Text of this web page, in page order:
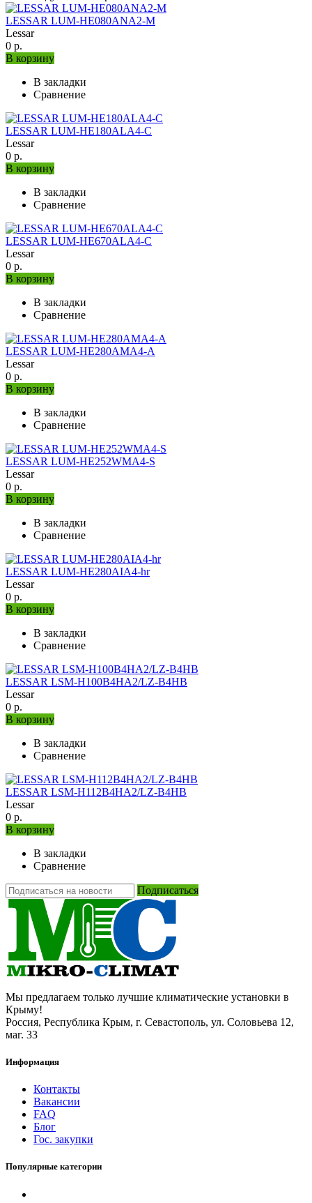
LESSAR LUM-HE080ANA2-M
Lessar
0 р.
В корзину
В закладки
Сравнение
LESSAR LUM-HE180ALA4-C
Lessar
0 р.
В корзину
В закладки
Сравнение
LESSAR LUM-HE670ALA4-C
Lessar
0 р.
В корзину
В закладки
Сравнение
LESSAR LUM-HE280AMA4-A
Lessar
0 р.
В корзину
В закладки
Сравнение
LESSAR LUM-HE252WMA4-S
Lessar
0 р.
В корзину
В закладки
Сравнение
LESSAR LUM-HE280AIA4-hr
Lessar
0 р.
В корзину
В закладки
Сравнение
LESSAR LSM-H100B4HA2/LZ-B4HB
Lessar
0 р.
В корзину
В закладки
Сравнение
LESSAR LSM-H112B4HA2/LZ-B4HB
Lessar
0 р.
В корзину
В закладки
Сравнение
Подписаться
Мы предлагаем только лучшие климатические установки в
Крыму!
Россия, Республика Крым, г. Севастополь, ул. Соловьева 12,
маг. 33
Информация
Контакты
Вакансии
FAQ
Блог
Гос. закупки
Популярные категории